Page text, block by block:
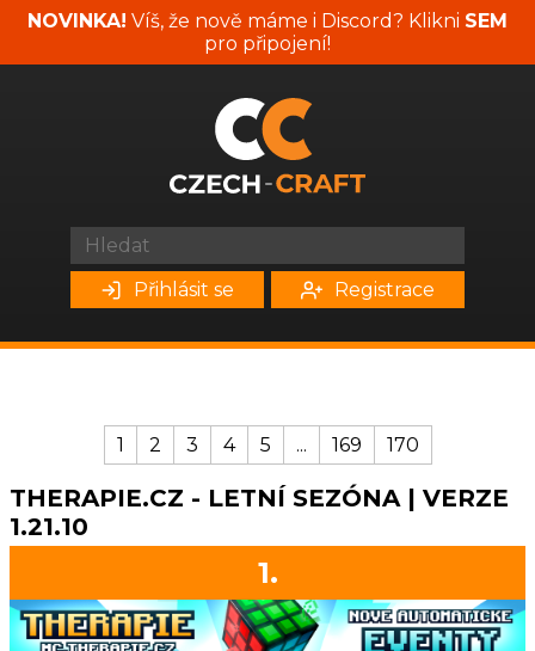
NOVINKA! Víš, že nově máme i Discord? Klikni SEM
pro připojení!
Přihlásit se Registrace
1 2 3 4 5 ... 169 170
THERAPIE.CZ - LETNÍ SEZÓNA | VERZE
1.21.10
1.